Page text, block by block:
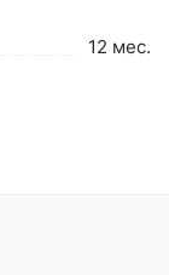
12 мес.